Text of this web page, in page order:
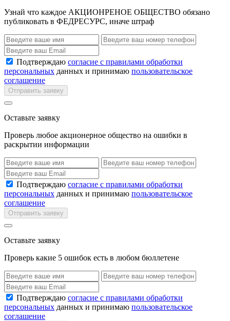
Узнай что каждое АКЦИОНРЕНОЕ ОБЩЕСТВО обязано
публиковать в ФЕДРЕСУРС, иначе штраф
Подтверждаю согласие с правилами обработки
персональных данных и принимаю пользовательское
соглашение
Отправить заявку
Оставьте заявку
Проверь любое акционерное общество на ошибки в
раскрытии информации
Подтверждаю согласие с правилами обработки
персональных данных и принимаю пользовательское
соглашение
Отправить заявку
Оставьте заявку
Проверь какие 5 ошибок есть в любом бюллетене
Подтверждаю согласие с правилами обработки
персональных данных и принимаю пользовательское
соглашение